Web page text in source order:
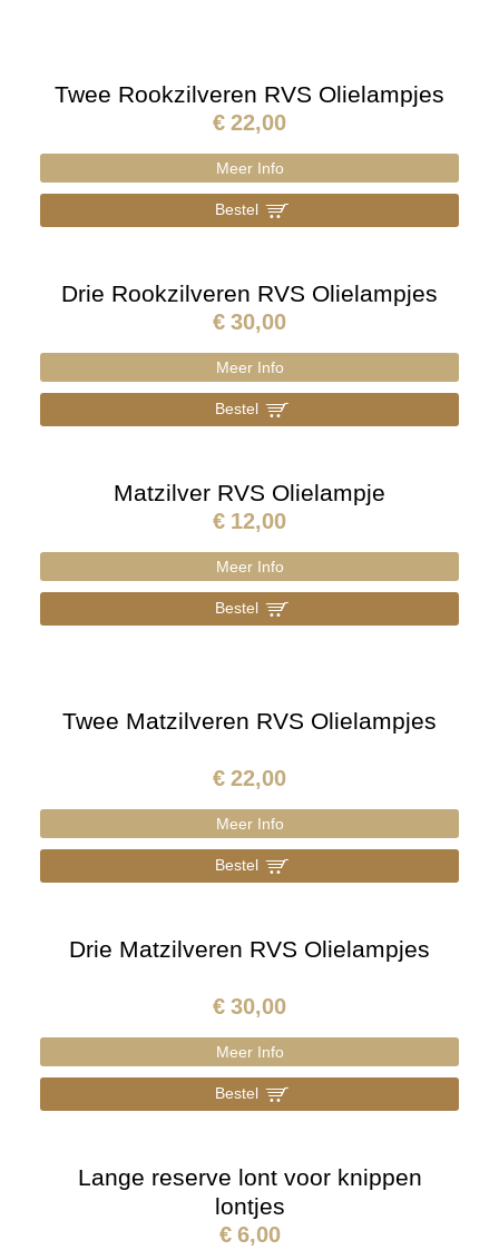
Twee Rookzilveren RVS Olielampjes
€ 22,00
Meer Info
Bestel ]
Drie Rookzilveren RVS Olielampjes
€ 30,00
Meer Info
Bestel ]
Matzilver RVS Olielampje
€ 12,00
Meer Info
Bestel ]
Twee Matzilveren RVS Olielampjes
€ 22,00
Meer Info
Bestel ]
Drie Matzilveren RVS Olielampjes
€ 30,00
Meer Info
Bestel ]
Lange reserve lont voor knippen
lontjes
€ 6,00